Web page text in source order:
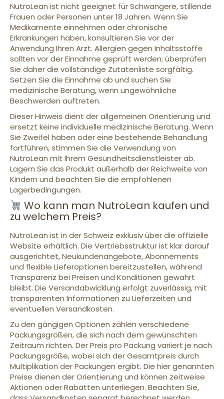
NutroLean ist nicht geeignet für Schwangere, stillende
Frauen oder Personen unter 18 Jahren. Wenn Sie
Medikamente einnehmen oder chronische
Erkrankungen haben, konsultieren Sie vor der
Anwendung Ihren Arzt. Allergien gegen Inhaltsstoffe
sollten vor der Einnahme geprüft werden; überprüfen
Sie daher die vollständige Zutatenliste sorgfältig.
Setzen Sie die Einnahme ab und suchen Sie
medizinische Beratung, wenn ungewöhnliche
Beschwerden auftreten.
Dieser Hinweis dient der allgemeinen Orientierung und
ersetzt keine individuelle medizinische Beratung. Wenn
Sie Zweifel haben oder eine bestehende Behandlung
fortführen, stimmen Sie die Verwendung von
NutroLean mit Ihrem Gesundheitsdienstleister ab.
Lagern Sie das Produkt außerhalb der Reichweite von
Kindern und beachten Sie die empfohlenen
Lagerbedingungen.
Wo kann man NutroLean kaufen und
zu welchem Preis?
NutroLean ist in der Schweiz exklusiv über die offizielle
Website erhältlich. Die Vertriebsstruktur ist klar darauf
ausgerichtet, Neukundenangebote, Abonnements
und flexible Lieferoptionen bereitzustellen, während
Transparenz bei Preisen und Konditionen gewahrt
bleibt. Die Versandabwicklung erfolgt zuverlässig, mit
transparenten Informationen zu Lieferzeiten und
eventuellen Versandkosten.
Zu den gängigen Optionen zählen verschiedene
Packungsgrößen, die sich nach dem gewünschten
Zeitraum richten. Der Preis pro Packung variiert je nach
Packungsgröße, wobei sich der Gesamtpreis durch
Multiplikation der Packungen ergibt. Die hier genannten
Preise dienen der Orientierung und können zeitweise
Aktionen oder Rabatten unterliegen. Beachten Sie,